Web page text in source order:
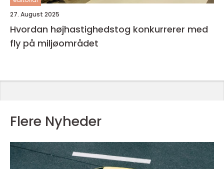
27. August 2025
Hvordan højhastighedstog konkurrerer med
fly på miljøområdet
Flere Nyheder